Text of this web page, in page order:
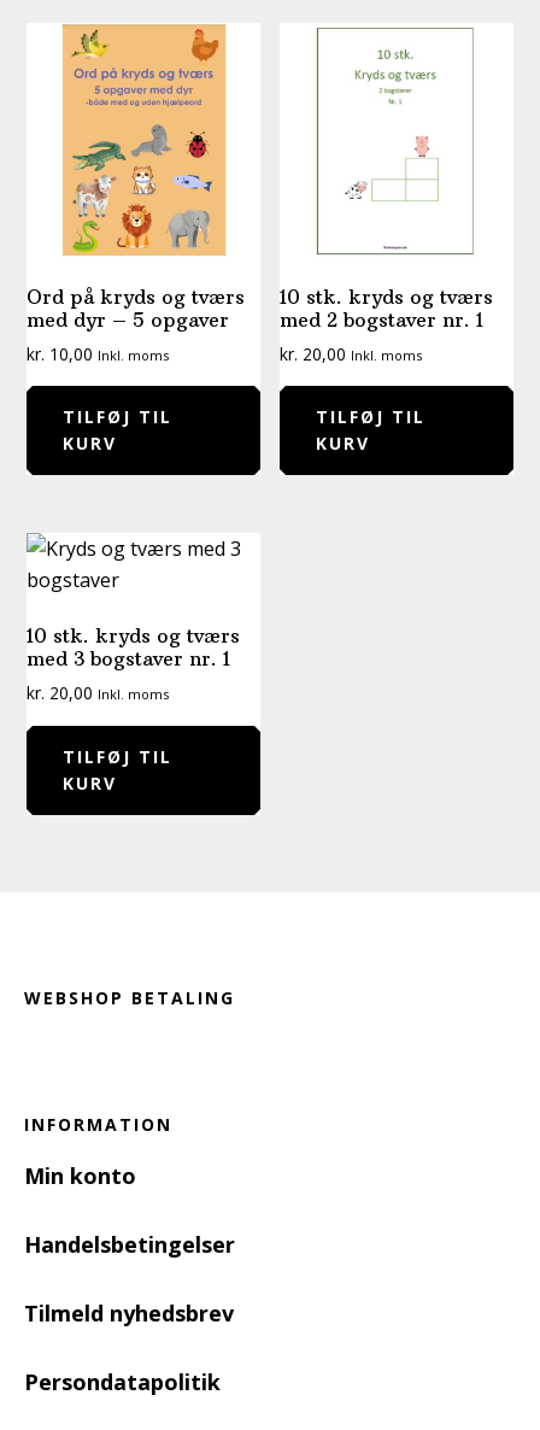
Ord på kryds og tværs
med dyr – 5 opgaver
kr. 10,00 Inkl. moms
TILFØJ TIL
KURV
10 stk. kryds og tværs
med 2 bogstaver nr. 1
kr. 20,00 Inkl. moms
TILFØJ TIL
KURV
10 stk. kryds og tværs
med 3 bogstaver nr. 1
kr. 20,00 Inkl. moms
TILFØJ TIL
KURV
WEBSHOP BETALING
INFORMATION
Min konto
Handelsbetingelser
Tilmeld nyhedsbrev
Persondatapolitik